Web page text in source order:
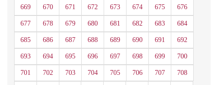
669 670 671 672 673 674 675 676
677 678 679 680 681 682 683 684
685 686 687 688 689 690 691 692
693 694 695 696 697 698 699 700
701 702 703 704 705 706 707 708